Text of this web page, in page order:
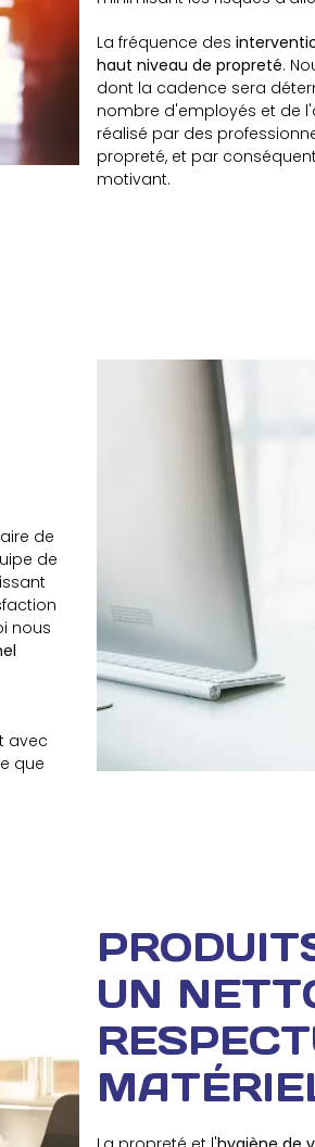
La fréquence des
haut niveau de propreté.
dont la cadence sera
nombre d'employés et de
réalisé par des
propreté, et par
motivant.
de
de
nous
avec
que
UN